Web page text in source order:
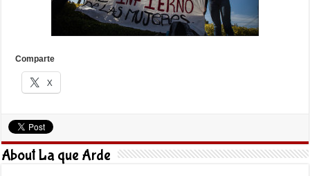
Comparte
X
About La que Arde